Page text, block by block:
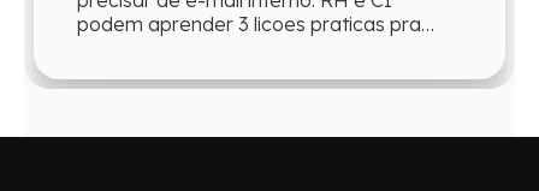
podem aprender 3 licoes praticas pra